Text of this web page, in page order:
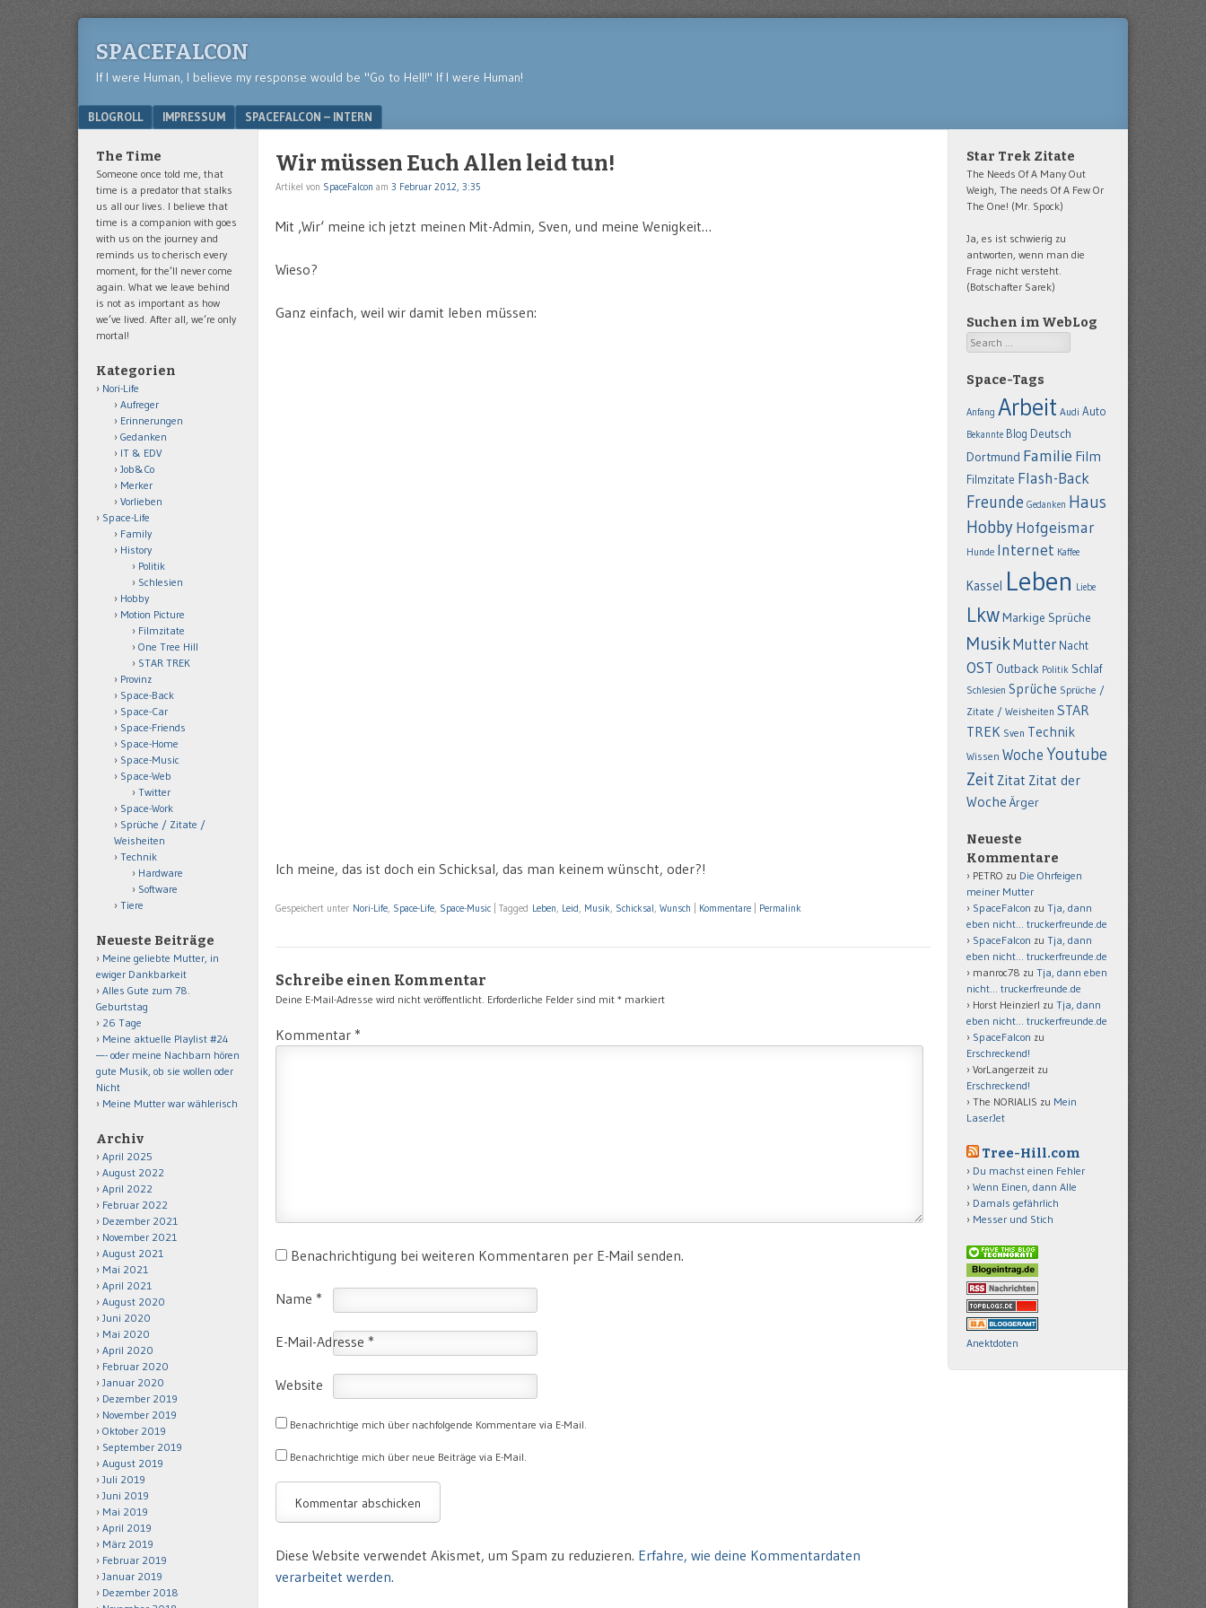
SPACEFALCON
If I were Human, I believe my response would be "Go to Hell!" If I were Human!
Menu
SKIP TO CONTENT
BLOGROLL IMPRESSUM SPACEFALCON – INTERN
Wir müssen Euch Allen leid tun!
Artikel von SpaceFalcon am 3 Februar 2012, 3:35
Mit ‚Wir‘ meine ich jetzt meinen Mit-Admin, Sven, und meine Wenigkeit…
Wieso?
Ganz einfach, weil wir damit leben müssen:
Ich meine, das ist doch ein Schicksal, das man keinem wünscht, oder?!
Gespeichert unter Nori-Life Space-Life Space-Music Tagged Leben Leid Musik Schicksal Wunsch Kommentare Permalink
Schreibe einen Kommentar
Deine E-Mail-Adresse wird nicht veröffentlicht. Erforderliche Felder sind mit * markiert
Kommentar *
Benachrichtigung bei weiteren Kommentaren per E-Mail senden.
Name *
E-Mail-Adresse *
Website
Benachrichtige mich über nachfolgende Kommentare via E-Mail.
Benachrichtige mich über neue Beiträge via E-Mail.
Diese Website verwendet Akismet, um Spam zu reduzieren. Erfahre, wie deine Kommentardaten
verarbeitet werden.
The Time
Someone once told me, that
time is a predator that stalks
us all our lives. I believe that
time is a companion with goes
with us on the journey and
reminds us to cherisch every
moment, for the’ll never come
again. What we leave behind
is not as important as how
we’ve lived. After all, we’re only
mortal!
Kategorien
Nori-Life
Aufreger
Erinnerungen
Gedanken
IT & EDV
Job&Co
Merker
Vorlieben
Space-Life
Family
History
Politik
Schlesien
Hobby
Motion Picture
Filmzitate
One Tree Hill
STAR TREK
Provinz
Space-Back
Space-Car
Space-Friends
Space-Home
Space-Music
Space-Web
Twitter
Space-Work
Sprüche / Zitate /
Weisheiten
Technik
Hardware
Software
Tiere
Neueste Beiträge
Meine geliebte Mutter, in
ewiger Dankbarkeit
Alles Gute zum 78.
Geburtstag
26 Tage
Meine aktuelle Playlist #24
—- oder meine Nachbarn hören
gute Musik, ob sie wollen oder
Nicht
Meine Mutter war wählerisch
Archiv
April 2025
August 2022
April 2022
Februar 2022
Dezember 2021
November 2021
August 2021
Mai 2021
April 2021
August 2020
Juni 2020
Mai 2020
April 2020
Februar 2020
Januar 2020
Dezember 2019
November 2019
Oktober 2019
September 2019
August 2019
Juli 2019
Juni 2019
Mai 2019
April 2019
März 2019
Februar 2019
Januar 2019
Dezember 2018
Star Trek Zitate
The Needs Of A Many Out
Weigh, The needs Of A Few Or
The One! (Mr. Spock)
Ja, es ist schwierig zu
antworten, wenn man die
Frage nicht versteht.
(Botschafter Sarek)
Suchen im WebLog
Search
Space-Tags
Anfang Arbeit Audi Auto
Bekannte Blog Deutsch
Dortmund Familie Film
Filmzitate Flash-Back
Freunde Gedanken Haus
HobbyHofgeismar
Hunde Internet Kaffee
Kassel Leben Liebe
LkwMarkige Sprüche
MusikMutter Nacht
OST Outback Politik Schlaf
Schlesien Sprüche Sprüche /
Zitate / Weisheiten STAR
TREK Sven Technik
Wissen Woche Youtube
Zeit Zitat Zitat der
Woche Ärger
Neueste
Kommentare
PETRO zu Die Ohrfeigen
meiner Mutter
SpaceFalcon zu Tja, dann
eben nicht… truckerfreunde.de
SpaceFalcon zu Tja, dann
eben nicht… truckerfreunde.de
manroc78 zu Tja, dann eben
nicht… truckerfreunde.de
Horst Heinzierl zu Tja, dann
eben nicht… truckerfreunde.de
SpaceFalcon zu
Erschreckend!
VorLangerzeit zu
Erschreckend!
The NORIALIS zu Mein
LaserJet
Tree-Hill.com
Du machst einen Fehler
Wenn Einen, dann Alle
Damals gefährlich
Messer und Stich
Anektdoten